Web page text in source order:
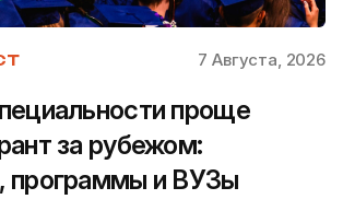
7 Августа, 2026
проще
за рубежом:
программы и ВУЗы